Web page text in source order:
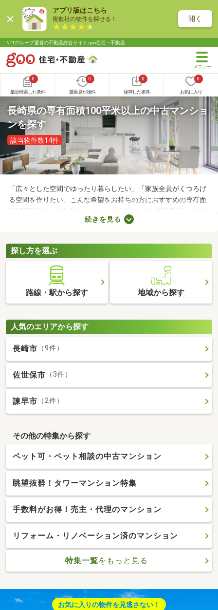
アプリ版はこちら
複数社の物件を探せる！ 開く
NTTグループ運営の不動産総合サイト goo住宅・不動産
0
最近検索した条件
0
最近見た物件
0
保存した条件
0
お気に入り
長崎県の専有面積100平米以上の中古マンショ
ンを探す
該当物件数14件
「広々とした空間でゆったり暮らしたい」「家族全員がくつろげ
る空間を作りたい」こんな希望をお持ちの方におすすめの専有面
積100平米以上の中古マンションを紹介します。100平米以上の物
件は、4人家族がゆったり暮らす広さとして最適。立地や物件設
てくださいね。
続きを見る
探し方を選ぶ
路線・駅から探す 地域から探す
人気のエリアから探す
長崎市 （9件）
佐世保市 （3件）
諫早市 （2件）
その他の特集から探す
ペット可・ペット相談の中古マンション
眺望抜群！タワーマンション特集
手数料がお得！売主・代理のマンション
リフォーム・リノベーション済のマンション
特集一覧をもっと見る
お気に入りの物件を見逃さない！